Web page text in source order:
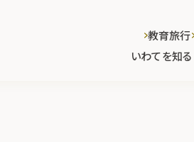
いわてを知る
教育旅行